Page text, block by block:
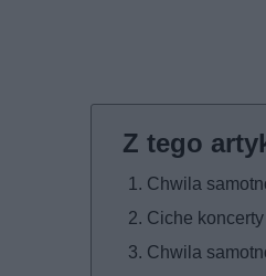
Chwila
Ciche
Chwila